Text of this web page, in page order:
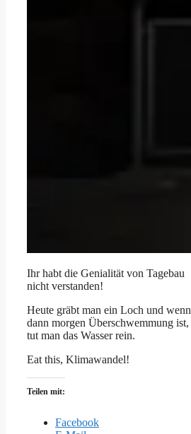
Ihr habt die Genialität von Tagebau
nicht verstanden!
Heute gräbt man ein Loch und wenn
dann morgen Überschwemmung ist,
tut man das Wasser rein.
Eat this, Klimawandel!
Teilen mit:
Facebook